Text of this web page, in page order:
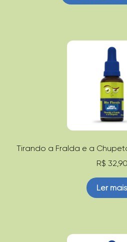
Tirando a Fralda e a
R$ 32,90
Ler mais